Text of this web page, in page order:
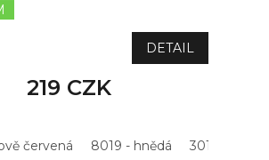
219 CZK
DETAIL
červená 8019 - hnědá 3011 -